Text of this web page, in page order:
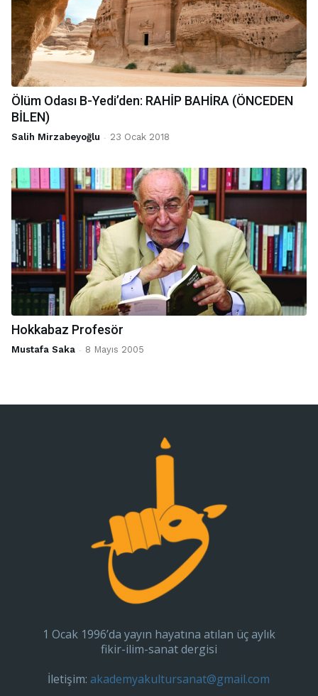
Ölüm Odası B-Yedi’den: RAHİP BAHİRA (ÖNCEDEN
BİLEN)
Salih Mirzabeyoğlu - 23 Ocak 2018
Hokkabaz Profesör
Mustafa Saka - 8 Mayıs 2005
1 Ocak 1996’da yayın hayatına atılan üç aylık
fikir-ilim-sanat dergisi
İletişim:akademyakultursanat@gmail.com